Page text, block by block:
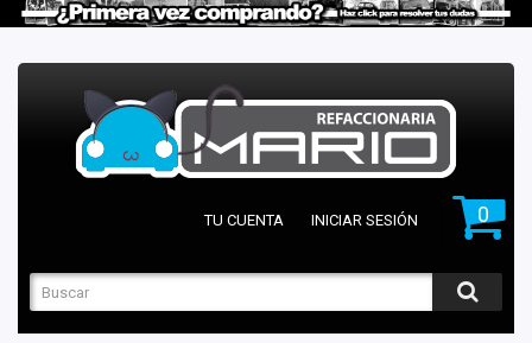
0
TU CUENTA INICIAR SESIÓN